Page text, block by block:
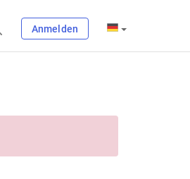
Anmelden